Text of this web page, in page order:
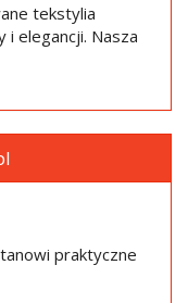
tekstylia
i elegancji. Nasza
praktyczne